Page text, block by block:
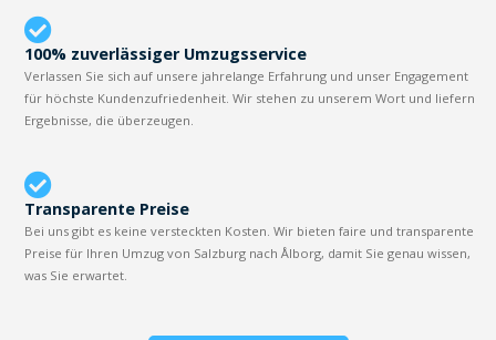
100% zuverlässiger Umzugsservice
Verlassen Sie sich auf unsere jahrelange Erfahrung und unser Engagement
für höchste Kundenzufriedenheit. Wir stehen zu unserem Wort und liefern
Ergebnisse, die überzeugen.
Transparente Preise
Bei uns gibt es keine versteckten Kosten. Wir bieten faire und transparente
Preise für Ihren Umzug von Salzburg nach Ålborg, damit Sie genau wissen,
was Sie erwartet.